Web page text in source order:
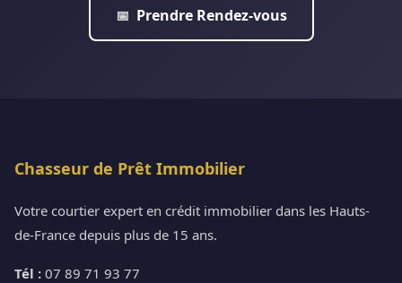
📅 Prendre Rendez-vous
Chasseur de Prêt Immobilier
Votre courtier expert en crédit immobilier dans les Hauts-
de-France depuis plus de 15 ans.
Tél : 07 89 71 93 77